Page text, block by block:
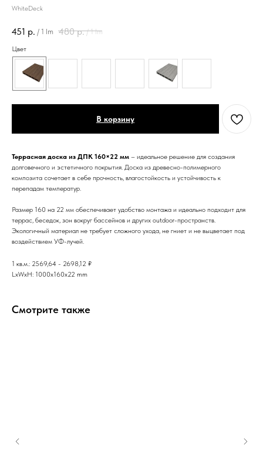
WhiteDeck
451 р. / 1 lm 480 р. / 1 lm
Цвет
В корзину
Террасная доска из ДПК 160×22 мм – идеальное решение для создания
долговечного и эстетичного покрытия. Доска из древесно-полимерного
композита сочетает в себе прочность, влагостойкость и устойчивость к
перепадам температур.
Размер 160 на 22 мм обеспечивает удобство монтажа и идеально подходит для
террас, беседок, зон вокруг бассейнов и других outdoor-пространств.
Экологичный материал не требует сложного ухода, не гниет и не выцветает под
воздействием УФ-лучей.
1 кв.м.: 2569,64 - 2698,12 ₽
LxWxH: 1000x160x22 mm
Смотрите также